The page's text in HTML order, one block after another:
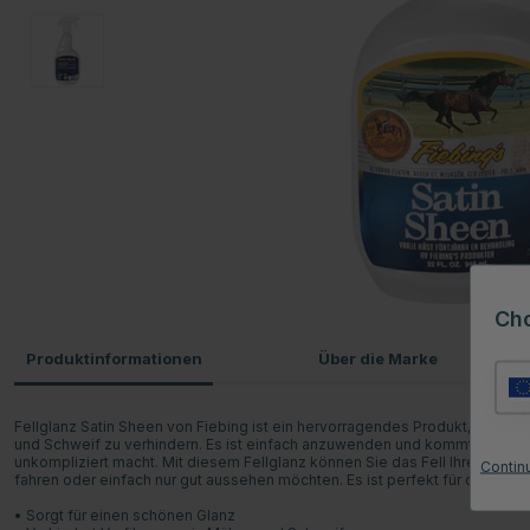
Produktinformationen
Fellglanz Satin Sheen von Fiebing ist ein hervorragendes Produkt, um
und Schweif zu verhindern. Es ist einfach anzuwenden und kommt in
unkompliziert macht. Mit diesem Fellglanz können Sie das Fell Ihres
fahren oder einfach nur gut aussehen möchten. Es ist perfekt für die
• Sorgt für einen schönen Glanz
Über die Marke